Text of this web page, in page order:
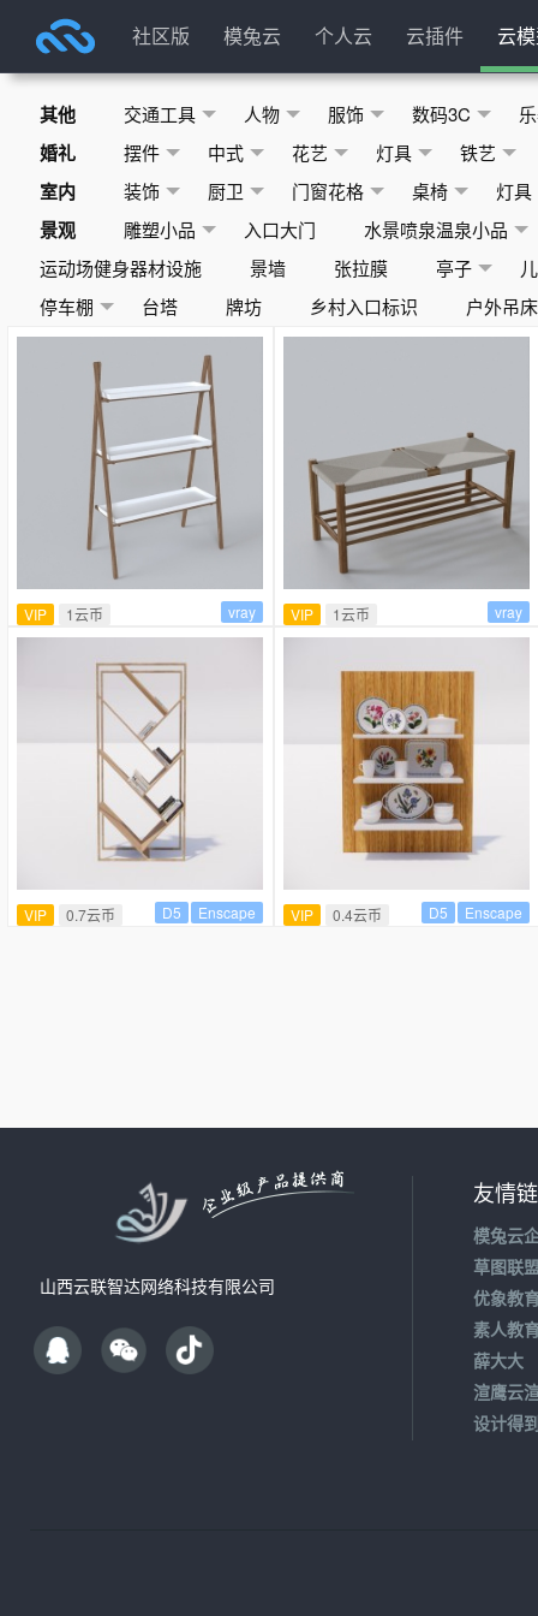
社区版 模兔云 个人云 云插件 云
其他 交通工具 人物 服饰 数码3C
婚礼 摆件 中式 花艺 灯具 铁艺
室内 装饰 厨卫 门窗花格 桌椅 灯具
景观 雕塑小品 入口大门
水景喷泉温泉小品
运动场健身器材设施
景墙 张拉膜 亭子
停车棚
台塔 牌坊 乡村入口标识 户外吊床
VIP 1云币 vray VIP 1云币 vray
VIP 0.7云币 Enscape
D5 VIP 0.4云币 Enscape
D5
山西云联智达网络科技有限公司
友情
模兔云
草图联
优象教
素人教
薛大大
渲鹰云
设计得